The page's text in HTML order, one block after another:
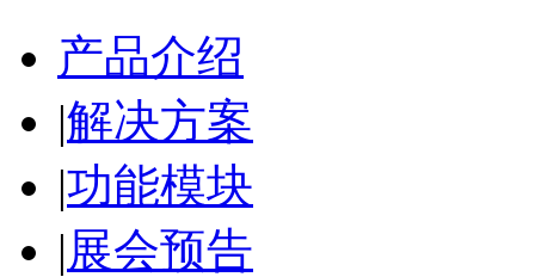
产品介绍
|解决方案
|功能模块
|展会预告